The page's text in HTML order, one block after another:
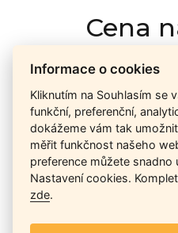
Cena
výkonnosti a atypičnosti
nabídnoutaktuálně nejlepší
Vás
Telefon / Email
Informace o cookies
Kliknutím na Souhlasím se
funkční, preferenční,
dokážeme vám tak
měřit funkčnost našeho
preference můžete snadno
Nastavení cookies.
zde.